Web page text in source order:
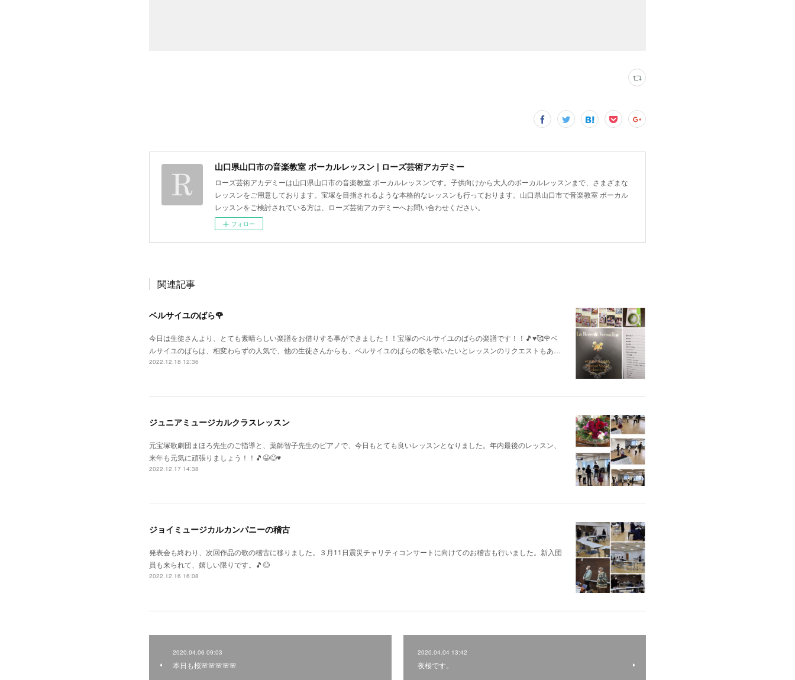
山口県山口市の音楽教室 ボーカルレッスン | ローズ芸術アカデミー
ローズ芸術アカデミーは山口県山口市の音楽教室 ボーカルレッスンです。子供向けから大人のボーカルレッスンまで、さまざまな
レッスンをご用意しております。宝塚を目指されるような本格的なレッスンも行っております。山口県山口市で音楽教室 ボーカル
レッスンをご検討されている方は、ローズ芸術アカデミーへお問い合わせください。
フォロー
関連記事
ベルサイユのばら🌹
今日は生徒さんより、とても素晴らしい楽譜をお借りする事ができました！！宝塚のベルサイユのばらの楽譜です！！🎵♥️🥰🌹ベ
ルサイユのばらは、相変わらずの人気で、他の生徒さんからも、ベルサイユのばらの歌を歌いたいとレッスンのリクエストもあ…
2022.12.18 12:36
ジュニアミュージカルクラスレッスン
元宝塚歌劇団まほろ先生のご指導と、薬師智子先生のピアノで、今日もとても良いレッスンとなりました。年内最後のレッスン、
来年も元気に頑張りましょう！！🎵😆😊♥️
2022.12.17 14:38
ジョイミュージカルカンパニーの稽古
発表会も終わり、次回作品の歌の稽古に移りました。３月11日震災チャリティコンサートに向けてのお稽古も行いました。新入団
員も来られて、嬉しい限りです。🎵😊
2022.12.16 16:08
2020.04.06 09:03
本日も桜🌸🌸🌸🌸🌸
2020.04.04 13:42
夜桜です。